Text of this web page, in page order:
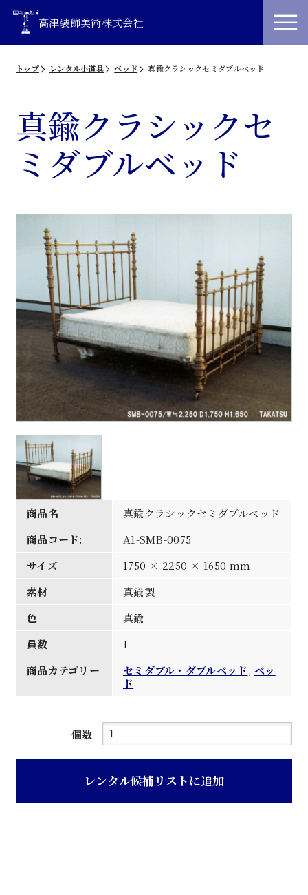
高津装飾美術株式会社
トップ レンタル小道具 ベッド 真鍮クラシックセミダブルベッド
真鍮クラシックセ
ミダブルベッド
商品名
真鍮クラシックセミダブルベッド
商品コード:
A1-SMB-0075
サイズ
1750 × 2250 × 1650 mm
素材
真鍮製
色
真鍮
員数
1
商品カテゴリー
セミダブル・ダブルベッド,ベッ
ド
個数
真
ラ
レンタル候補リストに追加